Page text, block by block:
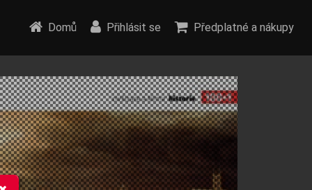
Domů Přihlásit se Předplatné a nákupy